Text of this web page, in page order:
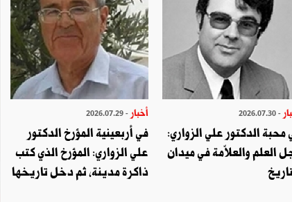
- 2026.07.30
محبة الدكتور علي الزواري:
العلم والعلاّمة في ميدان
أخبار - 2026.07.29
في أربعينية المؤرخ الدكتور
علي الزواري: المؤرخ الذي كتب
ذاكرة مدينة، ثم دخل تاريخها